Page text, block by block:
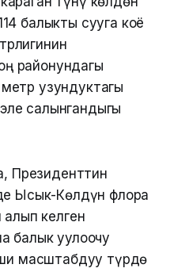
балыкты сууга коё
районундагы
узундуктагы
салынгандыгы
Президенттин
Ысык-Көлдүн флора
келген
балык уулоочу
масштабдуу түрдө